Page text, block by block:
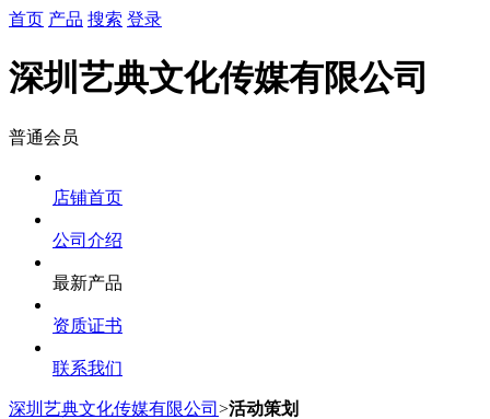
首页 产品 搜索 登录
深圳艺典文化传媒有限公司
普通会员
店铺首页
公司介绍
最新产品
资质证书
联系我们
深圳艺典文化传媒有限公司 >活动策划